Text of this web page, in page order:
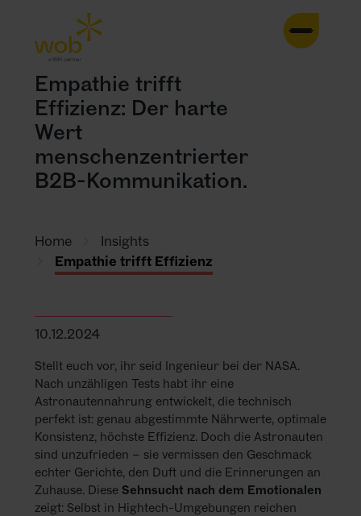
AGENTUR
LEISTUNGEN
CASES
TRENDS
KONTAKT
KARRIERE
NEWSLETTER
Empathie trifft
Effizienz: Der harte
Wert
menschenzentrierter
B2B-Kommunikation.
Home
Insights
Empathie trifft Effizienz
10.12.2024
Stellt euch vor, ihr seid Ingenieur bei der NASA.
Nach unzähligen Tests habt ihr eine
Astronautennahrung entwickelt, die technisch
perfekt ist: genau abgestimmte Nährwerte, optimale
Konsistenz, höchste Effizienz. Doch die Astronauten
sind unzufrieden – sie vermissen den Geschmack
echter Gerichte, den Duft und die Erinnerungen an
Zuhause. Diese Sehnsucht nach dem Emotionalen
zeigt: Selbst in Hightech-Umgebungen reichen